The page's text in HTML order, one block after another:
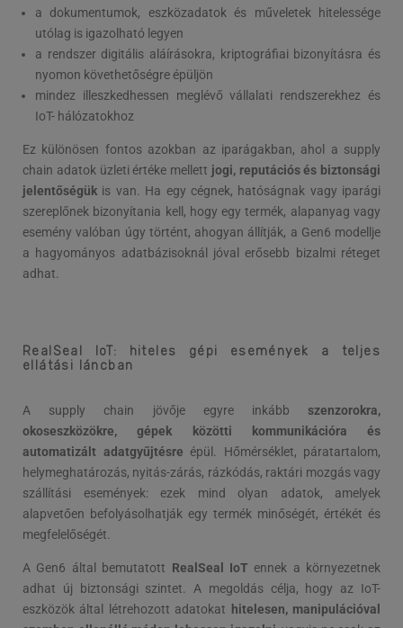
a dokumentumok, eszközadatok és műveletek hitelessége
utólag is igazolható legyen
a rendszer digitális aláírásokra, kriptográfiai bizonyításra és
nyomon követhetőségre épüljön
mindez illeszkedhessen meglévő vállalati rendszerekhez és
IoT- hálózatokhoz
Ez különösen fontos azokban az iparágakban, ahol a supply
chain adatok üzleti értéke mellett jogi, reputációs és biztonsági
jelentőségük is van. Ha egy cégnek, hatóságnak vagy iparági
szereplőnek bizonyítania kell, hogy egy termék, alapanyag vagy
esemény valóban úgy történt, ahogyan állítják, a Gen6 modellje
a hagyományos adatbázisoknál jóval erősebb bizalmi réteget
adhat.
RealSeal IoT: hiteles gépi események a teljes
ellátási láncban
A supply chain jövője egyre inkább szenzorokra,
okoseszközökre, gépek közötti kommunikációra és
automatizált adatgyűjtésre épül. Hőmérséklet, páratartalom,
helymeghatározás, nyitás-zárás, rázkódás, raktári mozgás vagy
szállítási események: ezek mind olyan adatok, amelyek
alapvetően befolyásolhatják egy termék minőségét, értékét és
megfelelőségét.
A Gen6 által bemutatott RealSeal IoT ennek a környezetnek
adhat új biztonsági szintet. A megoldás célja, hogy az IoT-
eszközök által létrehozott adatokat
hitelesen, manipulációval